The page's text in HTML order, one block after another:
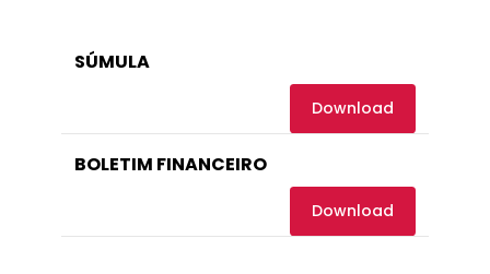
SÚMULA
Download
BOLETIM FINANCEIRO
Download